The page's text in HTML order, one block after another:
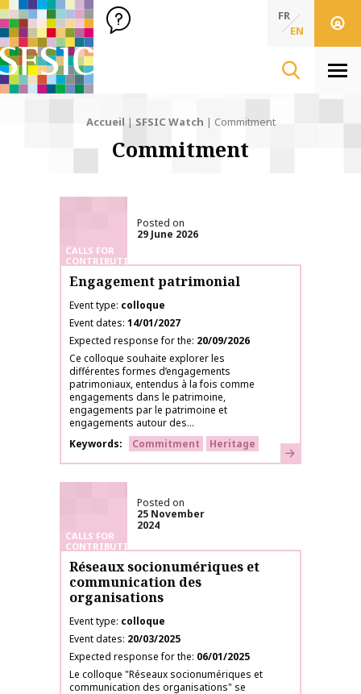
SFSIC Société Française des Sciences de l'Information & de
Société Française des Sciences de
FR
EN
Accueil | SFSIC Watch | Commitment
Commitment
CALLS FOR
CONTRIBUTIONS
Posted on
29 June 2026
Engagement patrimonial
Event type colloque
Event dates 14/01/2027
Expected response for the 20/09/2026
Ce colloque souhaite explorer les
différentes formes d’engagements
patrimoniaux, entendus à la fois comme
engagements dans le patrimoine,
engagements par le patrimoine et
engagements autour des...
Keywords
Commitment Heritage Learn more
CALLS FOR
CONTRIBUTIONS
Posted on
25 November
2024
Réseaux socionumériques et
communication des
organisations
Event type colloque
Event dates 20/03/2025
Expected response for the 06/01/2025
Le colloque "Réseaux socionumériques et
communication des organisations" se